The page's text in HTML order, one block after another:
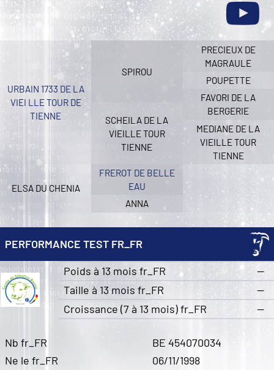
URBAIN 1733 DE LA
VIEI LLE TOUR DE
TIENNE
SPIROU
SCHEILA DE LA
VIEILLE TOUR
TIENNE
PRECIEUX DE
MAGRAULE
POUPETTE
FAVORI DE LA
BERGERIE
MEDIANE DE LA
VIEILLE TOUR
TIENNE
ELSA DU CHENIA
FREROT DE BELLE
EAU
ANNA
PERFORMANCE TEST FR_FR
Poids à 13 mois fr_FR
—
Taille à 13 mois fr_FR
—
Croissance (7 à 13 mois) fr_FR
—
Nb fr_FR
BE 454070034
Ne le fr_FR
06/11/1998